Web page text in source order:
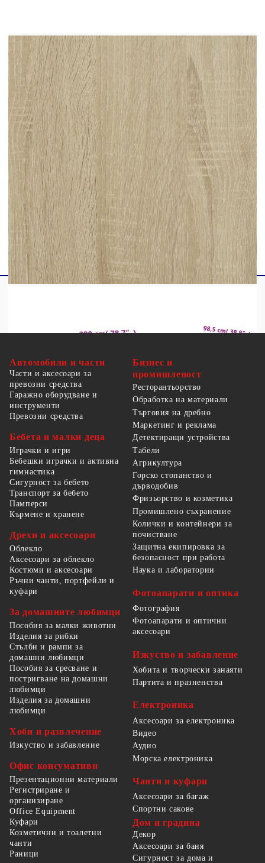
Материал: Инженерно дърво
Общи размери: 203 x 101,5 x 45,5 см (Д x
Ш x В)
Размери на подходящ матрак: 100 x 200 см
(Ш x Д) (матракът не е включен)
Размери на чекмеджетата на леглото
(всяко): 65 x 30 x 11,5 см (Д x Ш x В)
Необходим е монтаж
Доставката съдържа:
1 х Дневно легло
6 x Чекмеджета за легло
Автомобили и части
Части и аксесоари за
превозни средства
Гаражно оборудване и
инструменти
Превозни средства
Бебета и малки деца
Играчки и игри
Бебешки играчки и активна
гимнастика
Сигурност за бебето
Транспорт за бебето
Памперси
Кърмене и хранене
Дрехи и аксесоари
Облекло
Аксесоари за облекло
Костюми и аксесоари
Ръчни чанти, портфейли и
куфари
За домашните любимци
Пособия за малки животни
Изделия за рибки
Стълби и рампи за
домашни любимци
Пособия за сресване и
постригване на домашни
любимци
Изделия за домашни
любимци
Хоби и развлечение
Изкуство и забавление
Офис консумативи
Презентационни материали
Регистриране и
организиране
Office Equipment
Бизнес и
промишленост
Ресторантьорство
Обработка на материали
Търговия на дребно
Маркетинг и реклама
Детектиращи устройства
Табели
Агрикултура
Горско стопанство и
дърводобив
Фризьорство и козметика
Промишлено съхранение
Колички и контейнери за
почистване
Защитна екипировка за
безопасност при работа
Наука и лаборатории
Фотоапарати и оптика
Фотография
Фотоапарати и оптични
аксесоари
Изкуство и забавление
Хобита и творчески занаяти
Партита и празненства
Електроника
Аксесоари за електроника
Видео
Аудио
Морска електроника
Чанти и куфари
Аксесоари за багаж
Спортни сакове
Куфари
Козметични и тоалетни
чанти
Раници
Дом и градина
Декор
Аксесоари за баня
Сигурност за дома и